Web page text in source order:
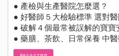
● 產檢與生產醫院怎麼選？
● 好醫師５大檢驗標準 選對
● 破解４個最常被誤解的寶寶
● 藥膳、茶飲、日常保養 中